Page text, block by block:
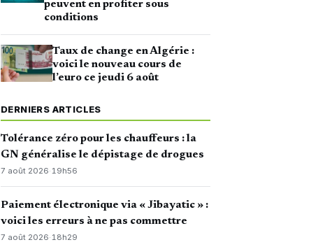
peuvent en profiter sous
conditions
Taux de change en Algérie :
voici le nouveau cours de
l’euro ce jeudi 6 août
DERNIERS ARTICLES
Tolérance zéro pour les chauffeurs : la
GN généralise le dépistage de drogues
7 août 2026·19h56
Paiement électronique via « Jibayatic » :
voici les erreurs à ne pas commettre
7 août 2026· 18h29